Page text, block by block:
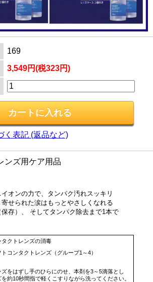
169
3,549円(税323円)
く表記 (返品など)
ンズ用ケア用品
オンの力で、タンパク汚れスッキリ
せられた涙はもっとやさしくなれる
存）、 そしてタンパク除去まで1本で
タクトレンズの消毒
コンタクトレンズ（グループ1～4）
ズをはずし手のひらにのせ、本剤を3～5滴落とし
約10秒間指で軽くこすりながら洗ってください。